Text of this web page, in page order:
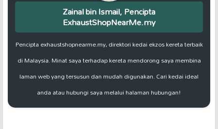
Zainal bin Ismail, Pencipta
ExhaustShopNearMe.my
Pencipta exhaustshopnearme.my, direktori kedai ekzos kereta terbaik
di Malaysia. Minat saya terhadap kereta mendorong saya membina
laman web yang tersusun dan mudah digunakan. Cari kedai ideal
anda atau hubungi saya melalui halaman hubungan!